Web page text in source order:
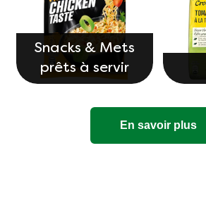
Snacks & Mets
prêts à servir
En savoir plus